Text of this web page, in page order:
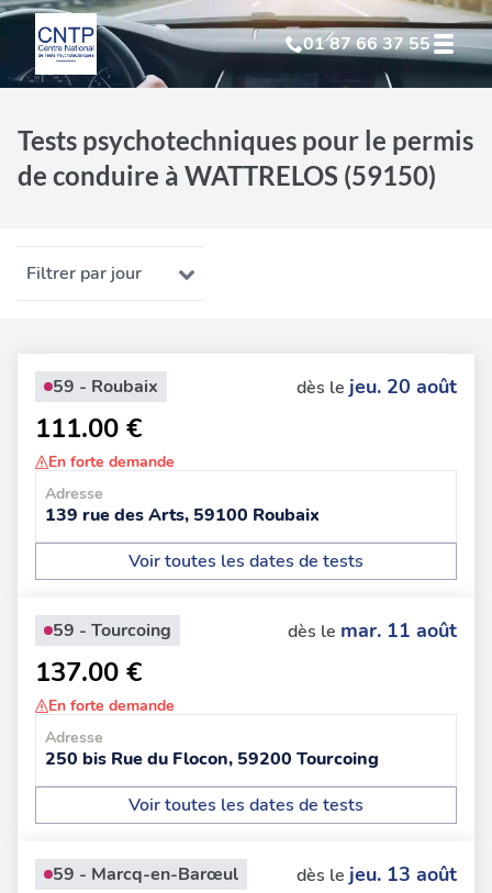
01 87 66 37 55
Test Psychotechniquesuite à annulation
Test Psychotechnique
Test Psychotechnique
Tests psychotechniques pour le permis
de conduire à WATTRELOS (59150)
Filtrer par jour
59 - Roubaix dès le jeu. 20 août
111.00 €
En forte demande
Adresse
139 rue des Arts, 59100 Roubaix
Voir toutes les dates de tests
59 - Tourcoing dès le mar. 11 août
137.00 €
En forte demande
Adresse
250 bis Rue du Flocon, 59200 Tourcoing
Voir toutes les dates de tests
59 - Marcq-en-Barœul dès le jeu. 13 août